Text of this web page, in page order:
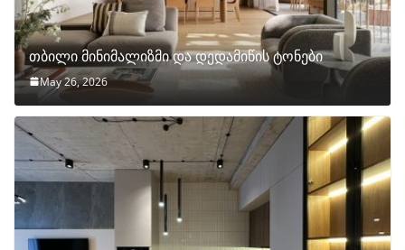
თბილი მინიმალიზმი და დედამიწის ტონები
May 26, 2026